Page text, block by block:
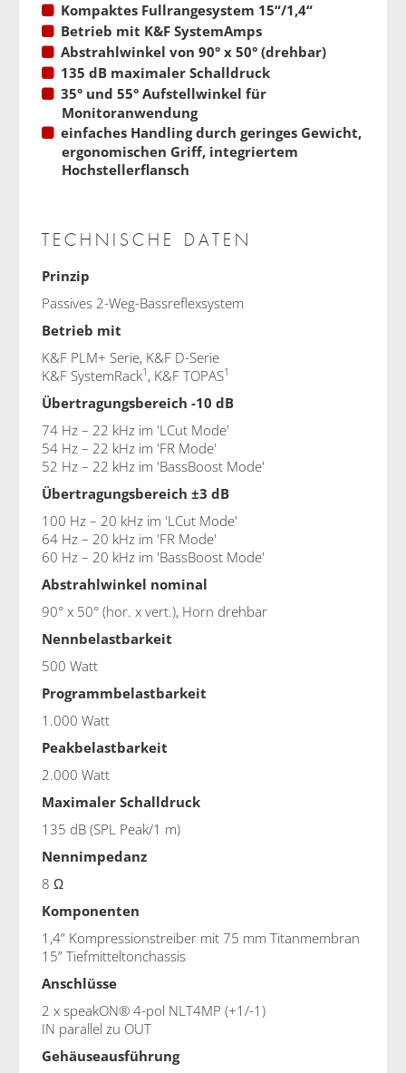
Kompaktes Fullrangesystem 15“/1,4“
Betrieb mit K&F SystemAmps
Abstrahlwinkel von 90° x 50° (drehbar)
135 dB maximaler Schalldruck
35° und 55° Aufstellwinkel für
Monitoranwendung
einfaches Handling durch geringes Gewicht,
ergonomischen Griff, integriertem
Hochstellerflansch
TECHNISCHE DATEN
Prinzip
Passives 2-Weg-Bassreflexsystem
Betrieb mit
K&F PLM+ Serie, K&F D-Serie
K&F SystemRack1 , K&F TOPAS1
Übertragungsbereich -10 dB
74 Hz – 22 kHz im 'LCut Mode'
54 Hz – 22 kHz im 'FR Mode'
52 Hz – 22 kHz im 'BassBoost Mode'
Übertragungsbereich ±3 dB
100 Hz – 20 kHz im 'LCut Mode'
64 Hz – 20 kHz im 'FR Mode'
60 Hz – 20 kHz im 'BassBoost Mode'
Abstrahlwinkel nominal
90° x 50° (hor. x vert.), Horn drehbar
Nennbelastbarkeit
500 Watt
Programmbelastbarkeit
1.000 Watt
Peakbelastbarkeit
2.000 Watt
Maximaler Schalldruck
135 dB (SPL Peak/1 m)
Nennimpedanz
8 Ω
Komponenten
1,4” Kompressionstreiber mit 75 mm Titanmembran
15” Tiefmitteltonchassis
Anschlüsse
2 x speakON® 4-pol NLT4MP (+1/-1)
IN parallel zu OUT
Gehäuseausführung